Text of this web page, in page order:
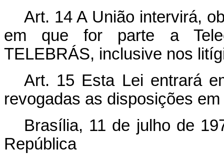
Art. 14 A União intervirá,
em que for parte a
TELEBRÁS, inclusive nos
Art. 15 Esta Lei entrará
revogadas as disposições
Brasília, 11 de julho de
República